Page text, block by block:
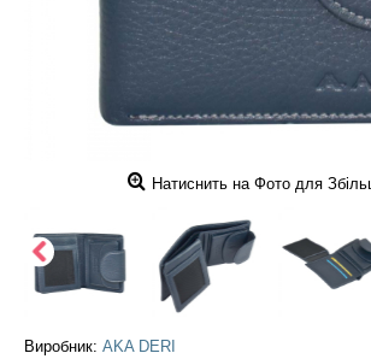
Натиснить на Фото для
Виробник: AKA DERI